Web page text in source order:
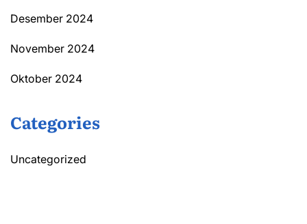
Desember 2024
November 2024
Oktober 2024
Categories
Uncategorized